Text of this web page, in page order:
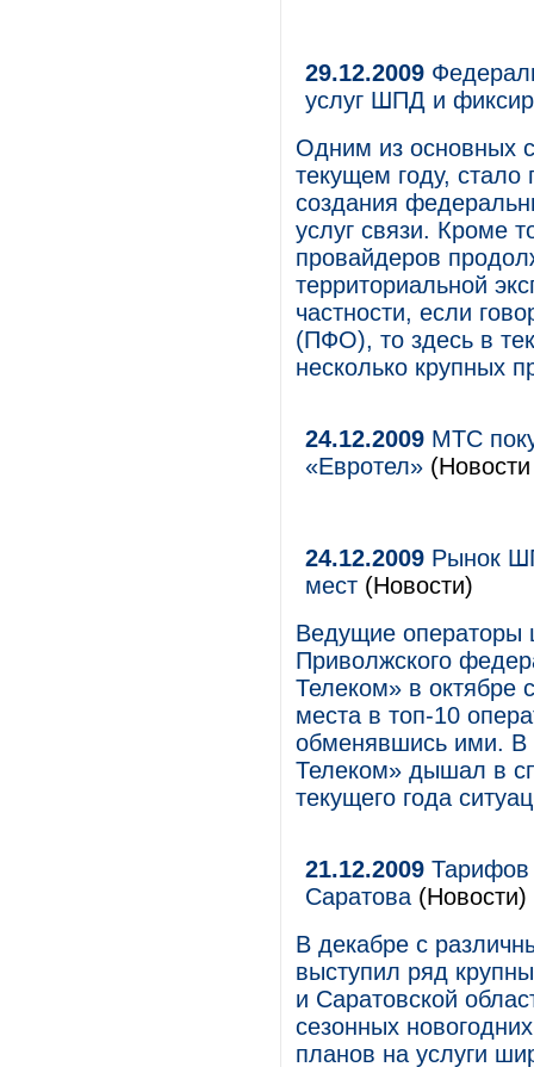
29.12.2009
услуг ШПД и
Одним из основных
текущем году,
создания
услуг связи. Кроме
провайдеров
территориальной
частности, если
(ПФО), то здесь в
несколько крупных
24.12.2009 МТС
«Евротел» (Новости
24.12.2009 Рынок
мест (Новости)
Ведущие операторы
Приволжского
Телеком» в октябре
места в топ-10
обменявшись ими. В
Телеком» дышал в
текущего года
21.12.2009 Тарифов
Саратова (Новости)
В декабре с
выступил ряд
и Саратовской
сезонных
планов на услуги